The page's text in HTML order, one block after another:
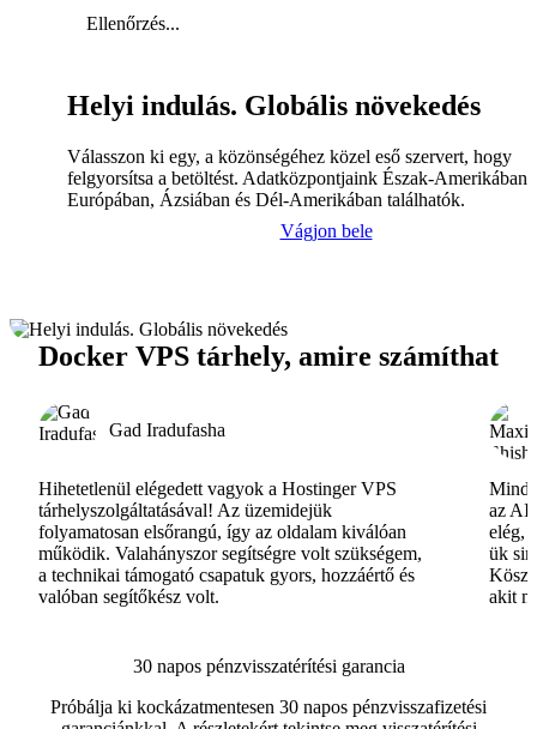
Ellenőrzés...
Helyi indulás. Globális növekedés
Válasszon ki egy, a közönségéhez közel eső szervert, hogy
felgyorsítsa a betöltést. Adatközpontjaink Észak-Amerikában,
Európában, Ázsiában és Dél-Amerikában találhatók.
Vágjon bele
Docker VPS tárhely, amire számíthat
Gad Iradufasha
Hihetetlenül elégedett vagyok a Hostinger VPS
tárhelyszolgáltatásával! Az üzemidejük
folyamatosan elsőrangú, így az oldalam kiválóan
működik. Valahányszor segítségre volt szükségem,
a technikai támogató csapatuk gyors, hozzáértő és
valóban segítőkész volt.
az AI-
elég,
ük
akit
30 napos pénzvisszatérítési garancia
Próbálja ki kockázatmentesen 30 napos pénzvisszafizetési